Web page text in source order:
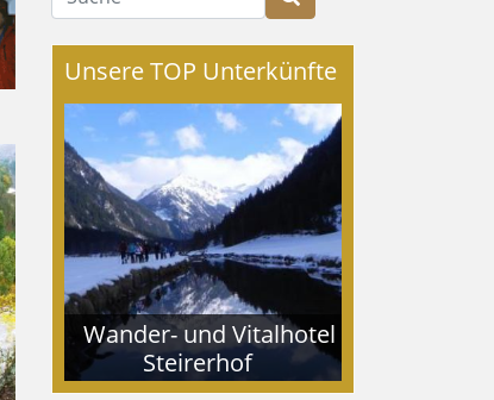
Unsere TOP Unterkünfte
Wander- und Vitalhotel
Steirerhof